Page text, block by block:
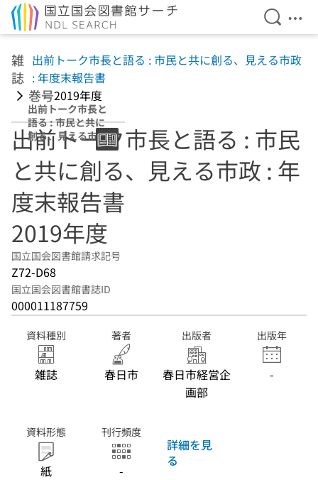
検索を
メ
雑
誌
出前トーク市長と語る : 市民と共に創る、見える市政
: 年度末報告書
巻号2019年度
出前トーク市長と
語る : 市民と共に
創る、見える市政
: 年度末報告書
2019年度
出前トーク市長と語る : 市民
と共に創る、見える市政 : 年
度末報告書
2019年度
国立国会図書館請求記号
Z72-D68
国立国会図書館書誌ID
000011187759
資料種別
雑誌
著者
春日市
出版者
春日市経営企
画部
出版年
-
資料形態
紙
刊行頻度
-
詳細を見
る